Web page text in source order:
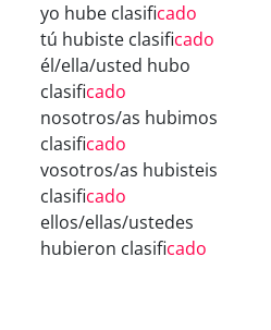
yo hube clasificado
tú hubiste clasificado
él/ella/usted hubo
clasificado
nosotros/as hubimos
clasificado
vosotros/as hubisteis
clasificado
ellos/ellas/ustedes
hubieron clasificado